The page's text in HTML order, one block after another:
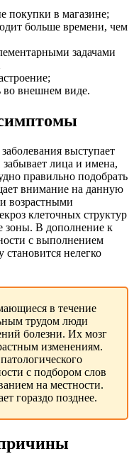
покупки в магазине;
больше времени, чем
задачами
во внешнем виде.
выступает
лица и имена,
правильно подобрать
внимание на данную
возрастными
клеточных структур
зоны. В дополнение к
с выполнением
нелегко
в течение
трудом люди
болезни. Их мозг
изменениям.
с подбором слов
на местности.
гораздо позднее.